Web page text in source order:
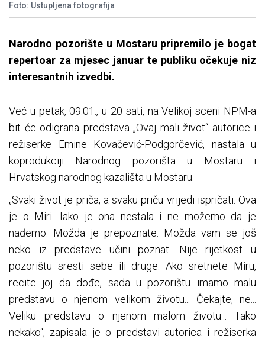
Foto: Ustupljena fotografija
Narodno pozorište u Mostaru pripremilo je bogat
repertoar za mjesec januar te publiku očekuje niz
interesantnih izvedbi.
Već u petak, 09.01., u 20 sati, na Velikoj sceni NPM-a
bit će odigrana predstava „Ovaj mali život“ autorice i
režiserke Emine Kovačević-Podgorčević, nastala u
koprodukciji Narodnog pozorišta u Mostaru i
Hrvatskog narodnog kazališta u Mostaru.
„Svaki život je priča, a svaku priču vrijedi ispričati. Ova
je o Miri. Iako je ona nestala i ne možemo da je
nađemo. Možda je prepoznate. Možda vam se još
neko iz predstave učini poznat. Nije rijetkost u
pozorištu sresti sebe ili druge. Ako sretnete Miru,
recite joj da dođe, sada u pozorištu imamo malu
predstavu o njenom velikom životu... Čekajte, ne...
Veliku predstavu o njenom malom životu... Tako
nekako“, zapisala je o predstavi autorica i režiserka